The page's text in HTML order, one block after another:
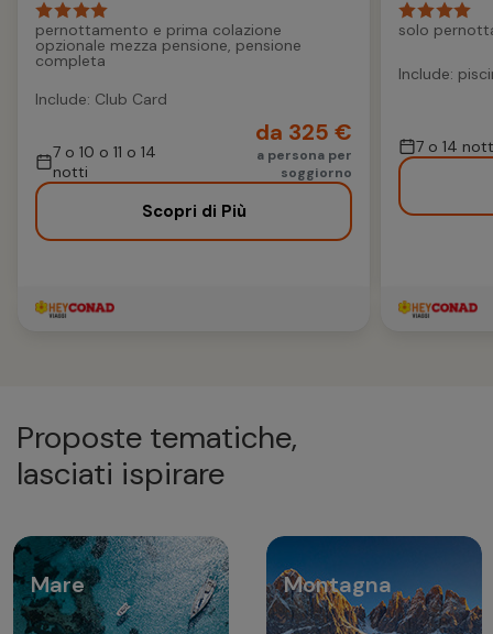
pernottamento e prima colazione
opzionale mezza pensione, pensione
completa
Include: Club Card
7 o 10 o 11 o 14
notti
da 325 €
a persona per
soggiorno
Scopri di Più
solo
Include:
7 o 14
Proposte tematiche,
lasciati ispirare
Mare Montagna